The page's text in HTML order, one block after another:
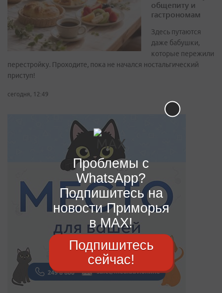
общепиту и
гастрономам
Здесь путаются
даже бабушки,
которые пережили
перестройку. Проходите, пока не начался ностальгический
приступ!
сегодня, 12:49
Проблемы с
WhatsApp?
Подпишитесь на
новости Приморья
в MAX!
Подпишитесь
сейчас!